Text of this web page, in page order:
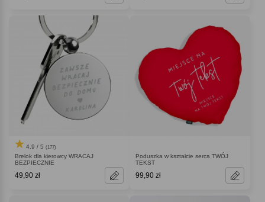
4.9 / 5 (177)
Brelok dla kierowcy WRACAJ
BEZPIECZNIE
49,90 zł
Poduszka w kształcie serca TWÓJ
TEKST
99,90 zł